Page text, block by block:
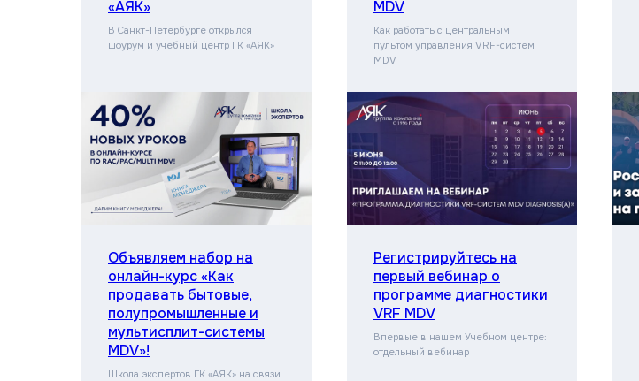
«АЯК»
В Санкт-Петербурге открылся
шоурум и учебный центр ГК «АЯК»
MDV
Как работать с центральным
пультом управления VRF-систем
MDV
Объявляем набор на
онлайн-курс «Как
продавать бытовые,
полупромышленные и
мультисплит-системы
MDV»!
Школа экспертов ГК «АЯК» на связи
Регистрируйтесь на
первый вебинар о
программе диагностики
VRF MDV
Впервые в нашем Учебном центре:
отдельный вебинар